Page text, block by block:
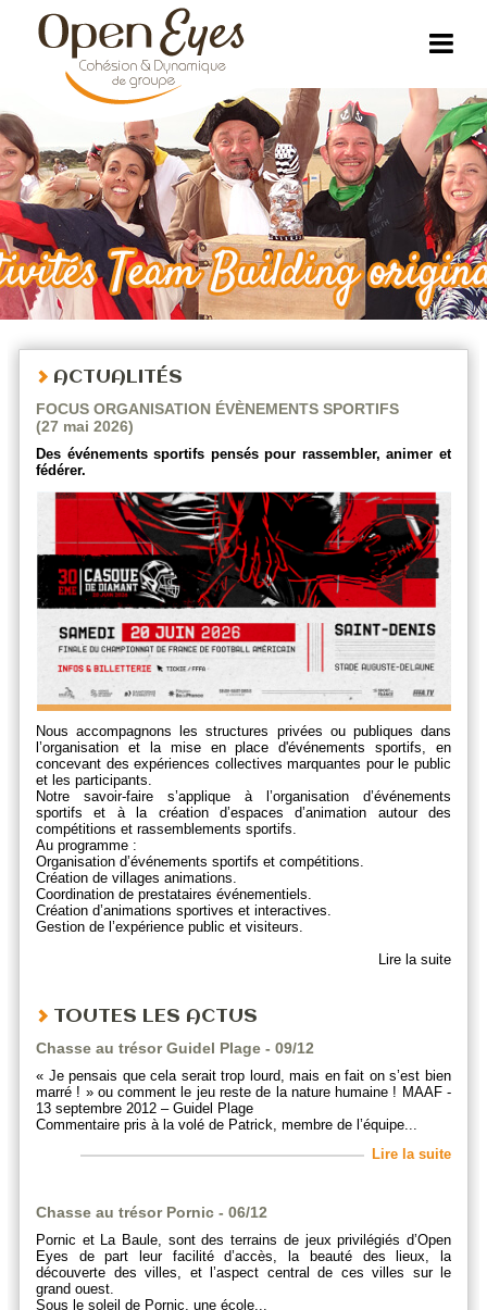
ACTUALITÉS
FOCUS ORGANISATION ÉVÈNEMENTS SPORTIFS
(27 mai 2026)
Des événements sportifs pensés pour rassembler, animer et
fédérer.
Nous accompagnons les structures privées ou publiques dans
l’organisation et la mise en place d'événements sportifs, en
concevant des expériences collectives marquantes pour le public
et les participants.
Notre savoir-faire s’applique à l’organisation d’événements
sportifs et à la création d’espaces d’animation autour des
compétitions et rassemblements sportifs.
Au programme :
Organisation d’événements sportifs et compétitions.
Création de villages animations.
Coordination de prestataires événementiels.
Création d’animations sportives et interactives.
Gestion de l’expérience public et visiteurs.
Lire la suite
TOUTES LES ACTUS
Chasse au trésor Guidel Plage - 09/12
« Je pensais que cela serait trop lourd, mais en fait on s’est bien
marré ! » ou comment le jeu reste de la nature humaine ! MAAF -
13 septembre 2012 – Guidel Plage
Commentaire pris à la volé de Patrick, membre de l’équipe...
Lire la suite
Chasse au trésor Pornic - 06/12
Pornic et La Baule, sont des terrains de jeux privilégiés d’Open
Eyes de part leur facilité d’accès, la beauté des lieux, la
découverte des villes, et l’aspect central de ces villes sur le
grand ouest.
Sous le soleil de Pornic, une école...